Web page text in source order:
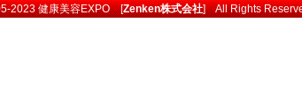
2023健康美容EXPO[Zenken株式会社] All Rights